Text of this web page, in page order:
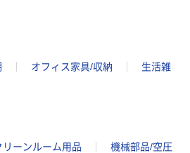
オフィス家具/収納
生活雑
リーンルーム用品
機械部品/空圧